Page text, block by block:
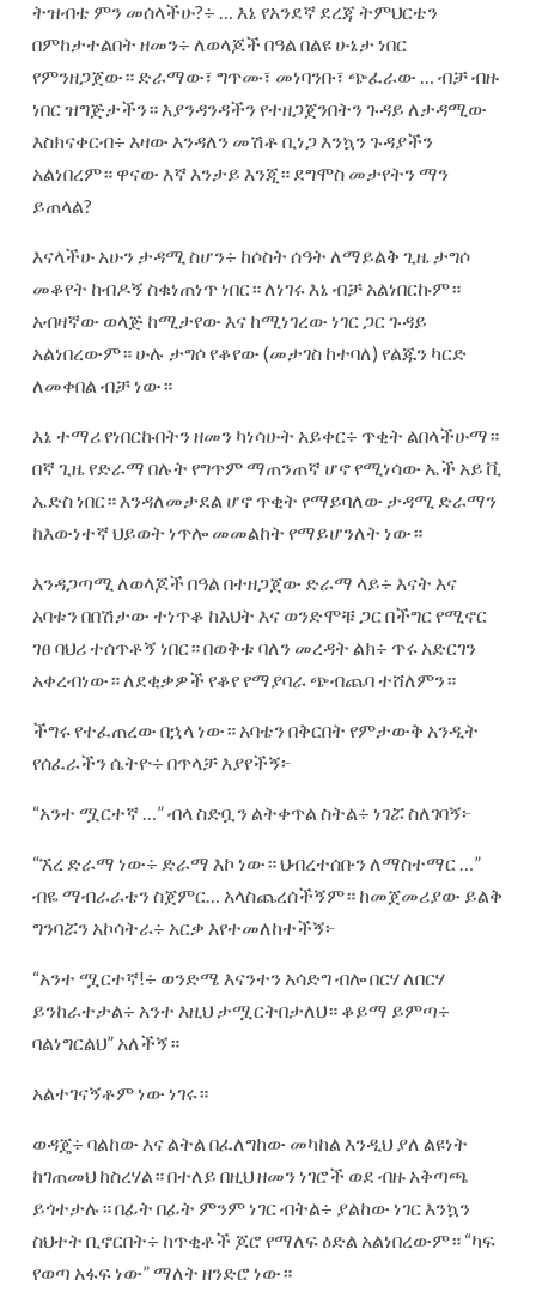
ትዝብቴ ምን መሰላችሁ?÷ … እኔ የአንደኛ ደረጃ ትምህርቴን
በምከታተልበት ዘመን÷ ለወላጆች በዓል በልዩ ሁኔታ ነበር
የምንዘጋጀው። ድራማው፣ ግጥሙ፣ መነባንቡ፣ ጭፈራው … ብቻ ብዙ
ነበር ዝግጅታችን። እያንዳንዳችን የተዘጋጀንበትን ጉዳይ ለታዳሚው
እስክናቀርብ÷ እዛው እንዳለን መሽቶ ቢነጋ እንኳን ጉዳያችን
አልነበረም። ዋናው እኛ እንታይ እንጂ። ደግሞስ መታየትን ማን
ይጠላል?
እናላችሁ አሁን ታዳሚ ስሆን÷ ከሶስት ሰዓት ለማይልቅ ጊዜ ታግሶ
መቆየት ከብዶኝ ስቁነጠነጥ ነበር። ለነገሩ እኔ ብቻ አልነበርኩም።
አብዛኛው ወላጅ ከሚታየው እና ከሚነገረው ነገር ጋር ጉዳይ
አልነበረውም። ሁሉ ታግሶ የቆየው (መታገስ ከተባለ) የልጁን ካርድ
ለመቀበል ብቻ ነው።
እኔ ተማሪ የነበርኩበትን ዘመን ካነሳሁት አይቀር÷ ጥቂት ልበላችሁማ።
በኛ ጊዜ የድራማ በሉት የግጥም ማጠንጠኛ ሆኖ የሚነሳው ኤች አይ ቪ
ኤድስ ነበር። እንዳለመታደል ሆኖ ጥቂት የማይባለው ታዳሚ ድራማን
ከእውነተኛ ህይወት ነጥሎ መመልከት የማይሆንለት ነው።
እንዳጋጣሚ ለወላጆች በዓል በተዘጋጀው ድራማ ላይ÷ እናት እና
አባቱን በበሽታው ተነጥቆ ከእህት እና ወንድሞቹ ጋር በችግር የሚኖር
ገፀ ባህሪ ተሰጥቶኝ ነበር። በወቅቱ ባለን መረዳት ልክ÷ ጥሩ አድርገን
አቀረብነው። ለደቂቃዎች የቆየ የማያባራ ጭብጨባ ተሸለምን።
ችግሩ የተፈጠረው በኋላ ነው። አባቴን በቅርበት የምታውቅ አንዲት
የሰፈራችን ሴትዮ÷ በጥላቻ እያየችኝ፦
“አንተ ሟርተኛ …” ብላ ስድቧን ልትቀጥል ስትል÷ ነገሯ ስለገባኝ፦
“ኧረ ድራማ ነው÷ ድራማ እኮ ነው። ህብረተሰቡን ለማስተማር …”
ብዬ ማብራራቴን ስጀምር… አላስጨረሰችኝም። ከመጀመሪያው ይልቅ
ግንባሯን አኮሳትራ÷ አርቃ እየተመለከተችኝ፦
“አንተ ሟርተኛ!÷ ወንድሜ እናንተን አሳድግ ብሎ በርሃ ለበርሃ
ይንከራተታል÷ አንተ እዚህ ታሟርትበታለህ። ቆይማ ይምጣ÷
ባልነግርልህ” አለችኝ።
አልተገናኝቶም ነው ነገሩ።
ወዳጄ÷ ባልከው እና ልትል በፈለግከው መካከል እንዲህ ያለ ልዩነት
ከገጠመህ ከስረሃል። በተለይ በዚህ ዘመን ነገሮች ወደ ብዙ አቅጣጫ
ይጎተታሉ። በፊት በፊት ምንም ነገር ብትል÷ ያልከው ነገር እንኳን
ስህተት ቢኖርበት÷ ከጥቂቶች ጆሮ የማለፍ ዕድል አልነበረውም። “ካፍ
የወጣ አፋፍ ነው” ማለት ዘንድሮ ነው።